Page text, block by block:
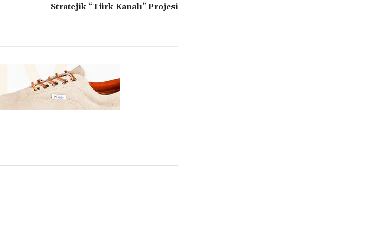
Stratejik “Türk Kanalı” Projesi